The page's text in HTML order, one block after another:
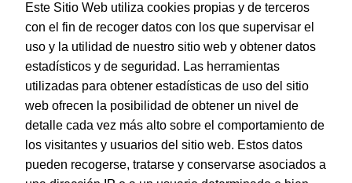
Dohe – Indice Basic Folio 5 Posic./ 5 Colores
EAN: 8421938904529
Este Sitio Web utiliza cookies propias y de terceros
con el fin de recoger datos con los que supervisar el
uso y la utilidad de nuestro sitio web y obtener datos
estadísticos y de seguridad. Las herramientas
utilizadas para obtener estadísticas de uso del sitio
web ofrecen la posibilidad de obtener un nivel de
detalle cada vez más alto sobre el comportamiento de
los visitantes y usuarios del sitio web. Estos datos
pueden recogerse, tratarse y conservarse asociados a